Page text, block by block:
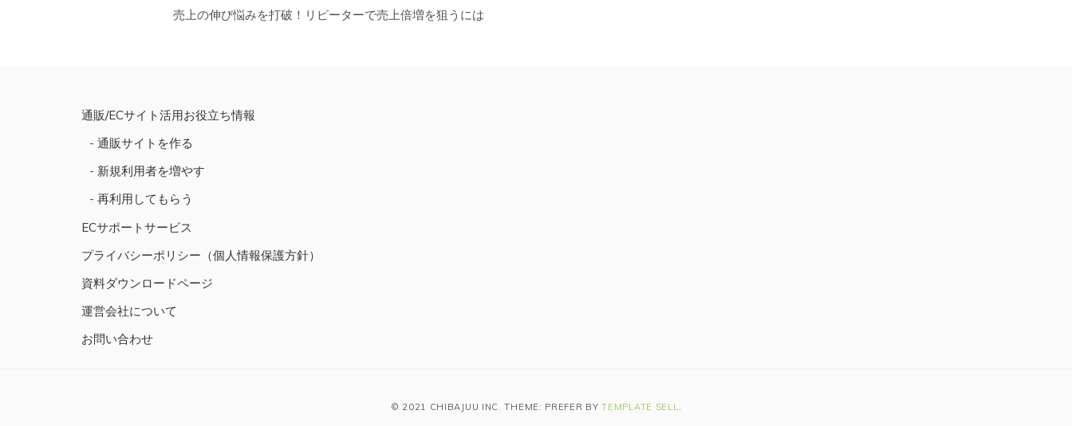
投
ゲ
シ
ョ
ン
売上の伸び悩みを打破！リピーターで売上倍増を狙うには
通販/ECサイト活用お役立ち情報
通販サイトを作る
新規利用者を増やす
再利用してもらう
ECサポートサービス
プライバシーポリシー（個人情報保護方針）
資料ダウンロードページ
運営会社について
お問い合わせ
© 2021 CHIBAJUU INC. THEME: PREFER BYTEMPLATE SELL.